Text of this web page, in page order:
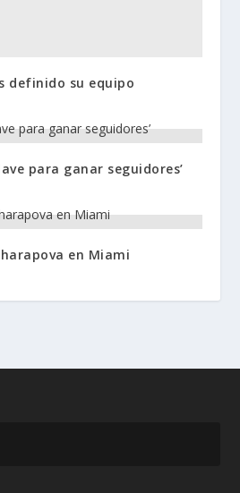
definido su equipo
para ganar seguidores’
en Miami